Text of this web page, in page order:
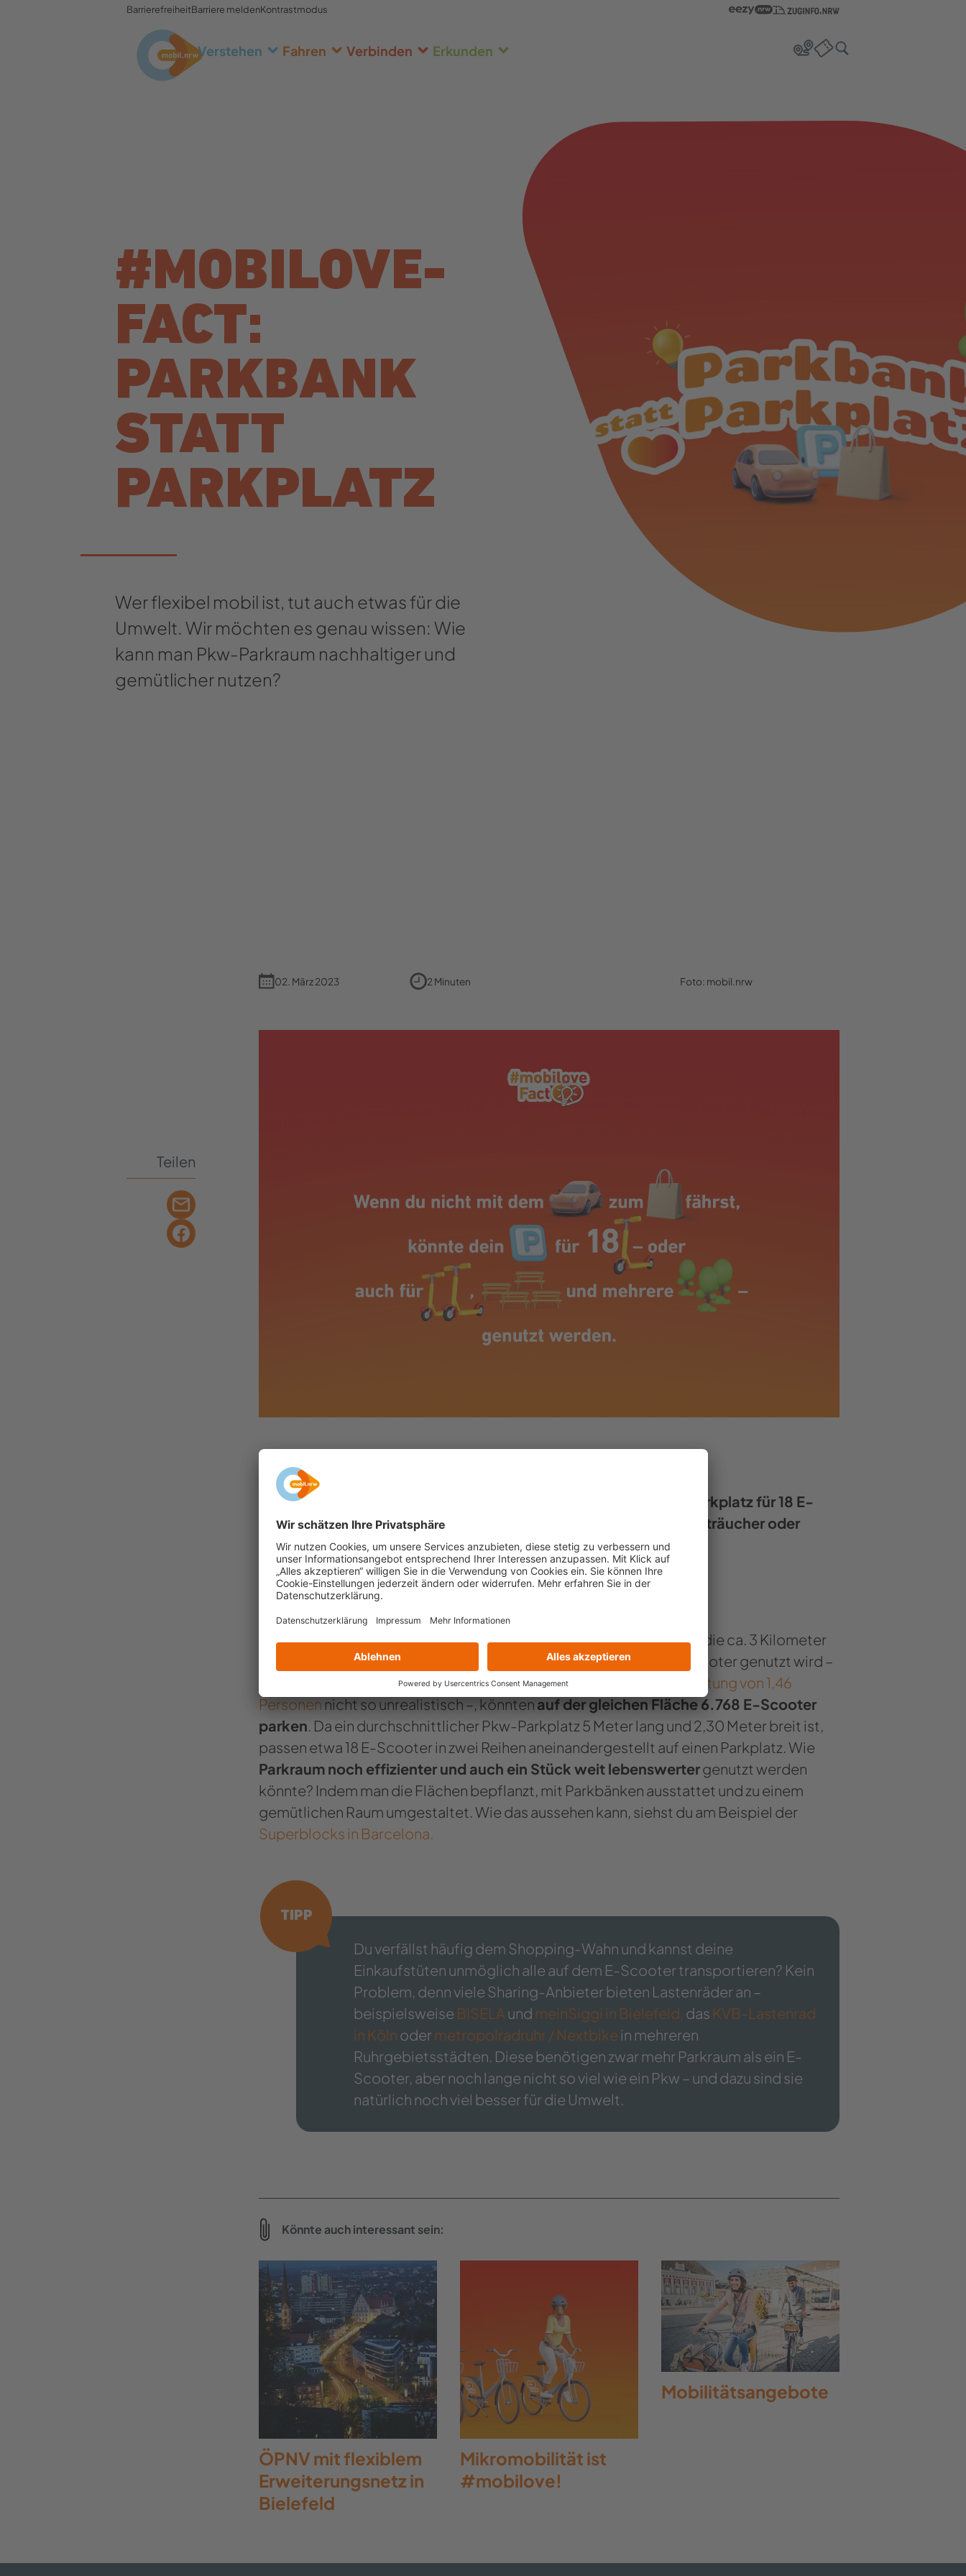
BarrierefreiheitBarriere meldenKontrastmodus
Verstehen Fahren Verbinden Erkunden
#MOBILOVE-
FACT:
PARKBANK
STATT
PARKPLATZ
Wer flexibel mobil ist, tut auch etwas für die
Umwelt. Wir möchten es genau wissen: Wie
kann man Pkw-Parkraum nachhaltiger und
gemütlicher nutzen?
Teilen
02. März 2023 2 Minuten Foto: mobil.nrw
Unser #mobilove-Fact
Wenn du nicht mit dem Auto zum Shoppen fährst, könnte dein Parkplatz für 18 E-
Scooter – oder auch für 2 E-Scooter, 4 Parkbänke und mehrere Sträucher oder
Bäume – genutzt werden.
Der Faktencheck
Nehmen wir beispielhaft eine Einkaufsstraße mitten im Ruhrgebiet, die ca. 3 Kilometer
Parkplätze für 376 Pkw
bietet. Wenn pro Auto ein E-Scooter genutzt wird –
und dieser 1:1-Übergang ist beieiner durchschnittlichen Pkw-Auslastung von 1,46
Personen nicht so unrealistisch ­–, könnten auf der gleichen Fläche 6.768 E-Scooter
parken. Da ein durchschnittlicher Pkw-Parkplatz 5 Meter lang und 2,30 Meter breit ist,
passen etwa 18 E-Scooter in zwei Reihen aneinandergestellt auf einen Parkplatz. Wie
Parkraum noch effizienter und auch ein Stück weit lebenswertergenutzt werden
könnte? Indem man die Flächen bepflanzt, mit Parkbänken ausstattet und zu einem
gemütlichen Raum umgestaltet. Wie das aussehen kann, siehst du am Beispiel der
Superblocks in Barcelona.
TIPP
Du verfällst häufig dem Shopping-Wahn und kannst deine
Einkaufstüten unmöglich alle auf dem E-Scooter transportieren? Kein
Problem, denn viele Sharing-Anbieter bieten Lastenräder an –
beispielsweise BISELA und meinSiggi in Bielefeld, das KVB-Lastenrad
in Köln oder metropolradruhr / Nextbike in mehreren
Ruhrgebietsstädten. Diese benötigen zwar mehr Parkraum als ein E-
Scooter, aber noch lange nicht so viel wie ein Pkw – und dazu sind sie
natürlich noch viel besser für die Umwelt.
Könnte auch interessant sein:
ÖPNV mit flexiblem
Erweiterungsnetz in
Bielefeld
Mikromobilität ist
#mobilove!
Mobilitätsangebote